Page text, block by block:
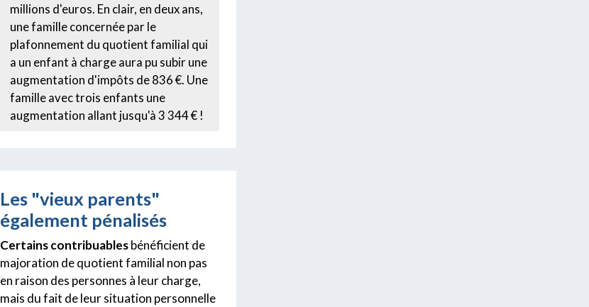
millions d'euros. En clair, en deux ans,
une famille concernée par le
plafonnement du quotient familial qui
a un enfant à charge aura pu subir une
augmentation d'impôts de 836 €. Une
famille avec trois enfants une
augmentation allant jusqu'à 3 344 € !
Les "vieux parents"
également pénalisés
Certains contribuablesbénéficient de
majoration de quotient familial non pas
en raison des personnes à leur charge,
mais du fait de leur situation personnelle